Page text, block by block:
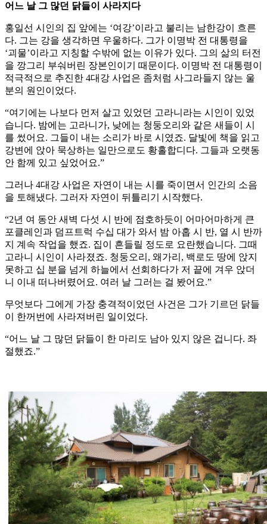
어느 날 그 많던 닭들이 사라지다
홍일선 시인의 집 앞에는 ‘여강’이라고 불리는 남한강이 흐른
다. 그는 강을 생각하면 우울하다. 그가 이명박 전 대통령을
‘괴물’이라고 지칭할 수밖에 없는 이유가 있다. 그의 삶의 터전
을 깡그리 부숴버린 장본인이기 때문이다. 이명박 전 대통령이
적극적으로 추진한 4대강 사업은 좀처럼 사그라들지 않는 울
분의 원인이었다.
“여기에는 나보다 먼저 살고 있었던 고라니라는 시인이 있었
습니다. 밤에는 고라니가, 낮에는 청둥오리와 같은 새들이 시
를 썼어요. 그들이 내는 소리가 바로 시였죠. 달빛에 책을 읽고
강변에 앉아 묵상하는 일만으로도 황홀합디다. 그들과 오랫동
안 함께 있고 싶었어요.”
그러나 4대강 사업은 자연이 내는 시를 죽이면서 인간의 소음
을 토해냈다. 그러자 자연이 뒤틀리기 시작했다.
“2년 여 동안 새벽 다섯 시 반에 점호하듯이 어마어마하게 큰
포클레인과 덤프트럭 수십 대가 와서 밤 아홉 시 반, 열 시 반까
지 계속 작업을 했죠. 집이 흔들릴 정도로 요란했습니다. 그때
고라니 시인이 사라졌죠. 청둥오리, 왜가리, 백로도 땅에 앉지
못하고 십 분을 넘게 하늘에서 선회하다가 저 끝에 겨우 앉더
니 이내 떠나버렸어요. 여러 날 그러는 걸 봤어요.”
무엇보다 그에게 가장 충격적이었던 사건은 그가 기르던 닭들
이 한꺼번에 사라져버린 일이었다.
“어느 날 그 많던 닭들이 한 마리도 남아 있지 않은 겁니다. 좌
절했죠.”